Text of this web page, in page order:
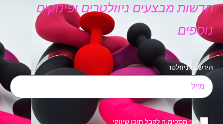
חדשות מבצעים ניוזלטרים ופינוקים
נוספים
הירשם לניוזלטר
אני מסכימ.ה לקבל תוכן שיווקי